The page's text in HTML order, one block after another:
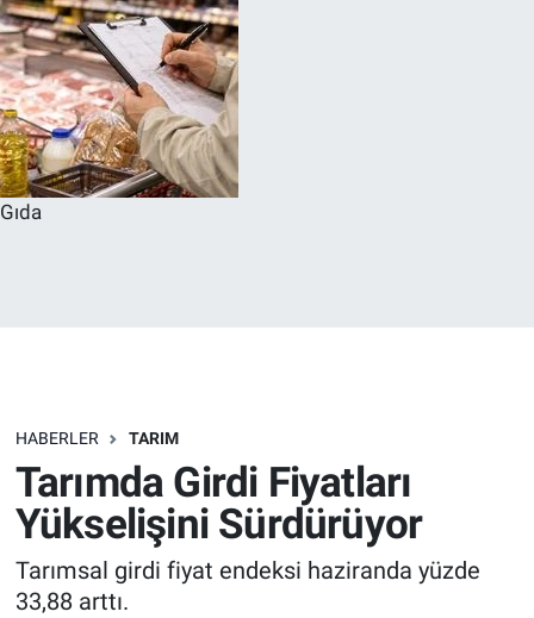
Gıda
HABERLER TARIM
Tarımda Girdi Fiyatları
Yükselişini Sürdürüyor
Tarımsal girdi fiyat endeksi haziranda yüzde
33,88 arttı.